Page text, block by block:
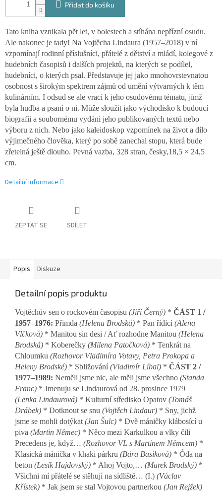
Přidat do košíku
Tato kniha vznikala pět let, v bolestech a stíhána nepřízní osudu.
Ale nakonec je tady! Na Vojtěcha Lindaura (1957–2018) v ní
vzpomínají rodinní příslušníci, přátelé z dětství a mládí, kolegové z
hudebních časopisů i dalších projektů, na kterých se podílel,
hudebníci, o kterých psal. Představuje jej jako mnohovrstevnatou
osobnost s širokým spektrem zájmů od umění výtvarných k těm
kulinárním. I odsud se ale vrací k jeho osudovému tématu, jímž
byla hudba a psaní o ni. Může sloužit jako východisko k budoucí
biografii a soubornému vydání jeho publikovaných textů nebo
výboru z nich. Nebo jako kaleidoskop vzpomínek na život a dílo
výjimečného člověka, který po sobě zanechal stopu, která bude
zřetelná ještě dlouho. Pevná vazba, 328 stran, česky,18,5 × 24,5
cm.
Detailní informace
ZEPTAT SE SDÍLET
Popis Diskuze
Detailní popis produktu
Vojtěchův sen o rockovém časopisu (Jiří Černý) * ČÁST 1 /
1957–1976: Přimda (Helena Brodská) * Pan řídící(Alena
Vlčková) * Manitou sin desi / Ať rozhodne Manitou (Helena
Brodská) * Koberečky (Milena Patočková) * Tenkrát na
Chloumku (Rozhovor Vladimíra Votavy, Petra Prokopa a
Heleny Brodské) * Sbližování(Vladimír Líbal) * ČÁST 2 /
1977–1989: Neměli jsme nic, ale měli jsme všechno (Standa
Franc) * Jmenuju se Lindaurová od 28. prosince 1979
(Lenka Lindaurová) * Kulturní středisko Opatov (Tomáš
Drábek) * Dotknout se snu (Vojtěch Lindaur) * Sny, jichž
jsme se mohli dotýkat (Jan Šulc) * Dvě máničky klábosící u
piva (Martin Němec) * Něco mezi Karkulkou a vlky čili
Precedens je, když… (Rozhovor VL s Martinem Němcem) *
Klasická mánička v khaki párkru (Bára Basiková) * Óda na
beton (Lesík Hajdovský) * Ahoj Vojto,… (Marek Brodský) *
Všichni mí přátelé se stěhují na sídliště… (I.) (Václav
Křístek) * Jak jsem se stal Vojtovou partnerkou (Jan Rejžek)